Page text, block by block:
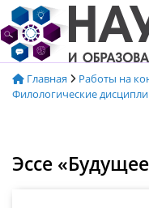
Перейти
к
содержимому
Главная Работы на
Филологические
Эссе